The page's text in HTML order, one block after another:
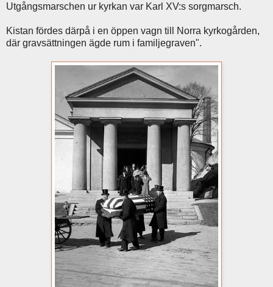
Utgångsmarschen ur kyrkan var Karl XV:s sorgmarsch.
Kistan fördes därpå i en öppen vagn till Norra kyrkogården,
där gravsättningen ägde rum i familjegraven".